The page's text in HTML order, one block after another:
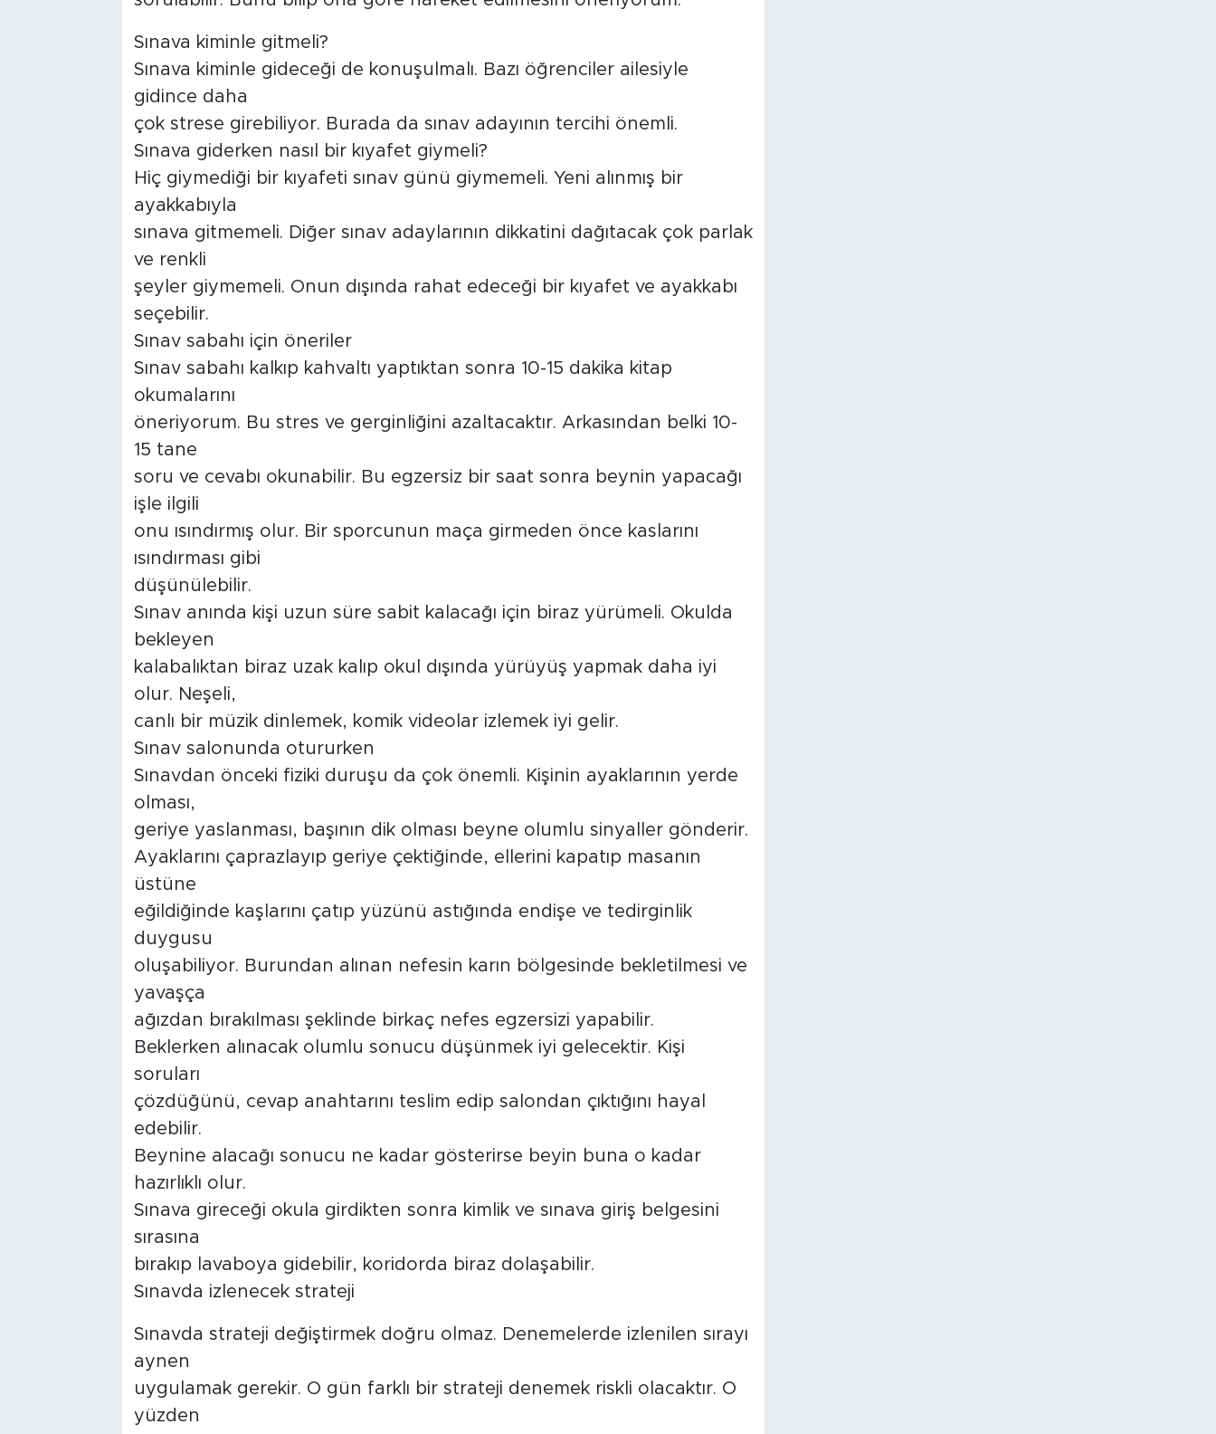
Sınava kiminle gitmeli?
Sınava kiminle gideceği de konuşulmalı. Bazı öğrenciler ailesiyle
gidince daha
çok strese girebiliyor. Burada da sınav adayının tercihi önemli.
Sınava giderken nasıl bir kıyafet giymeli?
Hiç giymediği bir kıyafeti sınav günü giymemeli. Yeni alınmış bir
ayakkabıyla
sınava gitmemeli. Diğer sınav adaylarının dikkatini dağıtacak çok parlak
ve renkli
şeyler giymemeli. Onun dışında rahat edeceği bir kıyafet ve ayakkabı
seçebilir.
Sınav sabahı için öneriler
Sınav sabahı kalkıp kahvaltı yaptıktan sonra 10-15 dakika kitap
okumalarını
öneriyorum. Bu stres ve gerginliğini azaltacaktır. Arkasından belki 10-
15 tane
soru ve cevabı okunabilir. Bu egzersiz bir saat sonra beynin yapacağı
işle ilgili
onu ısındırmış olur. Bir sporcunun maça girmeden önce kaslarını
ısındırması gibi
düşünülebilir.
Sınav anında kişi uzun süre sabit kalacağı için biraz yürümeli. Okulda
bekleyen
kalabalıktan biraz uzak kalıp okul dışında yürüyüş yapmak daha iyi
olur. Neşeli,
canlı bir müzik dinlemek, komik videolar izlemek iyi gelir.
Sınav salonunda otururken
Sınavdan önceki fiziki duruşu da çok önemli. Kişinin ayaklarının yerde
olması,
geriye yaslanması, başının dik olması beyne olumlu sinyaller gönderir.
Ayaklarını çaprazlayıp geriye çektiğinde, ellerini kapatıp masanın
üstüne
eğildiğinde kaşlarını çatıp yüzünü astığında endişe ve tedirginlik
duygusu
oluşabiliyor. Burundan alınan nefesin karın bölgesinde bekletilmesi ve
yavaşça
ağızdan bırakılması şeklinde birkaç nefes egzersizi yapabilir.
Beklerken alınacak olumlu sonucu düşünmek iyi gelecektir. Kişi
soruları
çözdüğünü, cevap anahtarını teslim edip salondan çıktığını hayal
edebilir.
Beynine alacağı sonucu ne kadar gösterirse beyin buna o kadar
hazırlıklı olur.
Sınava gireceği okula girdikten sonra kimlik ve sınava giriş belgesini
sırasına
bırakıp lavaboya gidebilir, koridorda biraz dolaşabilir.
Sınavda izlenecek strateji
Sınavda strateji değiştirmek doğru olmaz. Denemelerde izlenilen sırayı
aynen
uygulamak gerekir. O gün farklı bir strateji denemek riskli olacaktır. O
yüzden